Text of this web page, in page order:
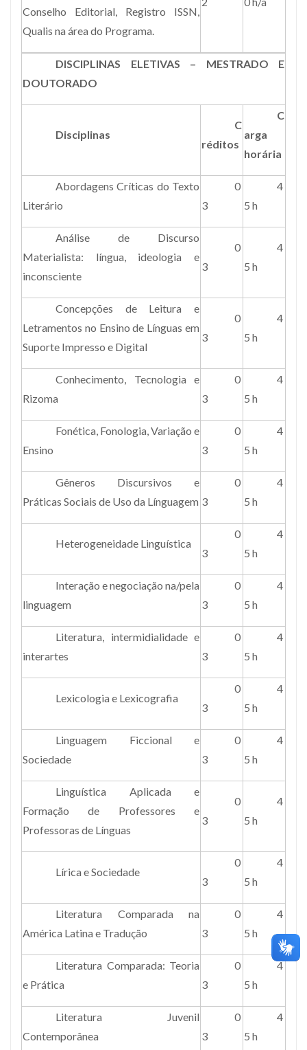
Conselho Editorial, Registro ISSN,
Qualis na área do Programa.
DISCIPLINAS ELETIVAS – MESTRADO E
DOUTORADO
Disciplinas
C
réditos
C
arga
horária
Abordagens Críticas do Texto
Literário
0
3
4
5 h
Análise de Discurso
Materialista: língua, ideologia e
inconsciente
0
3
4
5 h
Concepções de Leitura e
Letramentos no Ensino de Línguas em
Suporte Impresso e Digital
0
3
4
5 h
Conhecimento, Tecnologia e
Rizoma
0
3
4
5 h
Fonética, Fonologia, Variação e
Ensino
0
3
4
5 h
Gêneros Discursivos e
Práticas Sociais de Uso da Línguagem
0
3
4
5 h
Heterogeneidade Linguística
0
3
4
5 h
Interação e negociação na/pela
linguagem
0
3
4
5 h
Literatura, intermidialidade e
interartes
0
3
4
5 h
Lexicologia e Lexicografia
0
3
4
5 h
Linguagem Ficcional e
Sociedade
0
3
4
5 h
Linguística Aplicada e
Formação de Professores e
Professoras de Línguas
0
3
4
5 h
Lírica e Sociedade
0
3
4
5 h
Literatura Comparada na
América Latina e Tradução
0
3
4
5 h
Literatura Comparada: Teoria
e Prática
0
3
4
5 h
Literatura Juvenil
Contemporânea
0
3
4
5 h